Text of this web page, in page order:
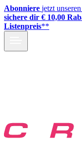
Abonniere jetzt
sichere dir € 10,00
Listenpreis**